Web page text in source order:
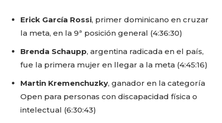
Erick García Rossi, primer dominicano en cruzar
la meta, en la 9ª posición general (4:36:30)
Brenda Schaupp, argentina radicada en el país,
fue la primera mujer en llegar a la meta (4:45:16)
Martin Kremenchuzky, ganador en la categoría
Open para personas con discapacidad física o
intelectual (6:30:43)